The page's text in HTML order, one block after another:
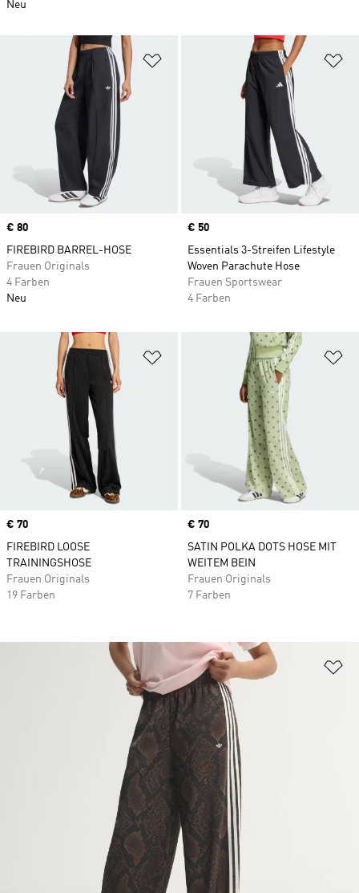
Zur Wunschliste hinzufügen
Price
€ 80
FIREBIRD BARREL-HOSE
Frauen Originals
4 Farben
Neu
Price
€ 50
Essentials 3-Streifen Lifestyle
Woven Parachute Hose
Frauen Sportswear
4 Farben
Zur Wunschliste hinzufügen
Price
€ 70
FIREBIRD LOOSE
TRAININGSHOSE
Frauen Originals
19 Farben
Price
€ 70
SATIN POLKA DOTS HOSE MIT
WEITEM BEIN
Frauen Originals
7 Farben
Neu